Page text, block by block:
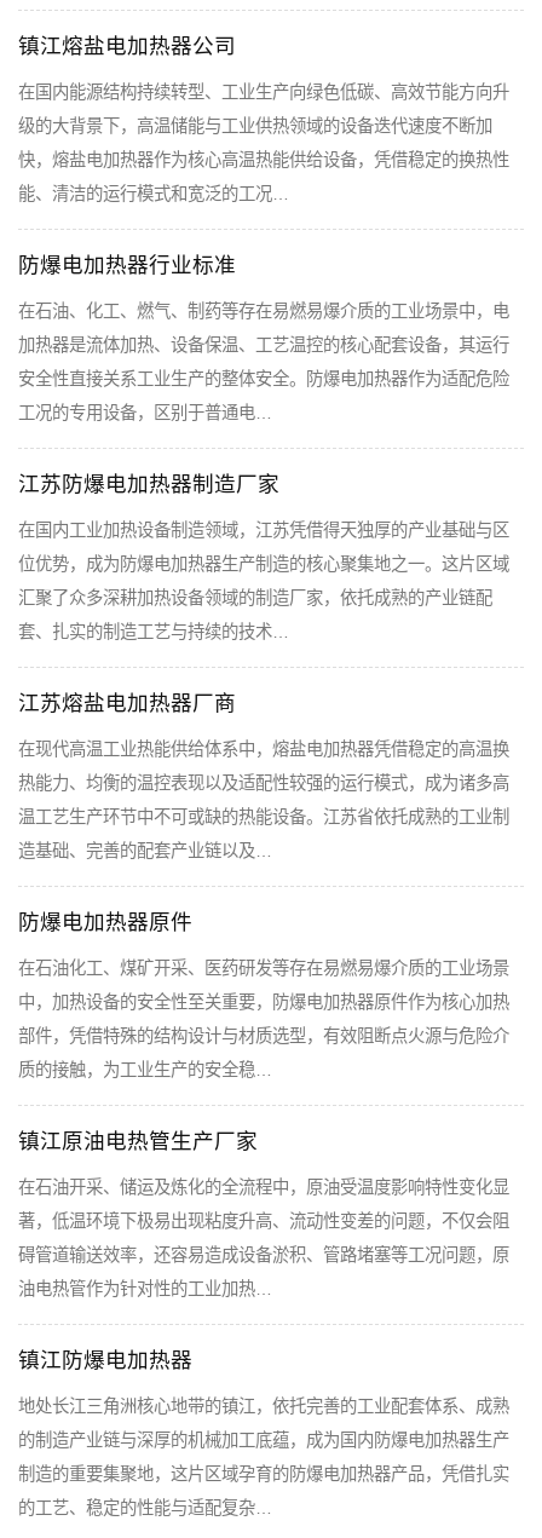
镇江熔盐电加热器公司
在国内能源结构持续转型、工业生产向绿色低碳、高效节能方向升
级的大背景下，高温储能与工业供热领域的设备迭代速度不断加
快，熔盐电加热器作为核心高温热能供给设备，凭借稳定的换热性
能、清洁的运行模式和宽泛的工况…
防爆电加热器行业标准
在石油、化工、燃气、制药等存在易燃易爆介质的工业场景中，电
加热器是流体加热、设备保温、工艺温控的核心配套设备，其运行
安全性直接关系工业生产的整体安全。防爆电加热器作为适配危险
工况的专用设备，区别于普通电…
江苏防爆电加热器制造厂家
在国内工业加热设备制造领域，江苏凭借得天独厚的产业基础与区
位优势，成为防爆电加热器生产制造的核心聚集地之一。这片区域
汇聚了众多深耕加热设备领域的制造厂家，依托成熟的产业链配
套、扎实的制造工艺与持续的技术…
江苏熔盐电加热器厂商
在现代高温工业热能供给体系中，熔盐电加热器凭借稳定的高温换
热能力、均衡的温控表现以及适配性较强的运行模式，成为诸多高
温工艺生产环节中不可或缺的热能设备。江苏省依托成熟的工业制
造基础、完善的配套产业链以及…
防爆电加热器原件
在石油化工、煤矿开采、医药研发等存在易燃易爆介质的工业场景
中，加热设备的安全性至关重要，防爆电加热器原件作为核心加热
部件，凭借特殊的结构设计与材质选型，有效阻断点火源与危险介
质的接触，为工业生产的安全稳…
镇江原油电热管生产厂家
在石油开采、储运及炼化的全流程中，原油受温度影响特性变化显
著，低温环境下极易出现粘度升高、流动性变差的问题，不仅会阻
碍管道输送效率，还容易造成设备淤积、管路堵塞等工况问题，原
油电热管作为针对性的工业加热…
镇江防爆电加热器
地处长江三角洲核心地带的镇江，依托完善的工业配套体系、成熟
的制造产业链与深厚的机械加工底蕴，成为国内防爆电加热器生产
制造的重要集聚地，这片区域孕育的防爆电加热器产品，凭借扎实
的工艺、稳定的性能与适配复杂…